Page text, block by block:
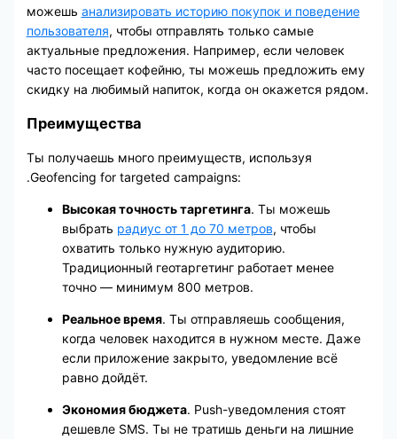
можешь анализировать историю покупок и поведение
пользователя, чтобы отправлять только самые
актуальные предложения. Например, если человек
часто посещает кофейню, ты можешь предложить ему
скидку на любимый напиток, когда он окажется рядом.
Преимущества
Ты получаешь много преимуществ, используя
.Geofencing for targeted campaigns:
Высокая точность таргетинга. Ты можешь
выбрать радиус от 1 до 70 метров, чтобы
охватить только нужную аудиторию.
Традиционный геотаргетинг работает менее
точно — минимум 800 метров.
Реальное время. Ты отправляешь сообщения,
когда человек находится в нужном месте. Даже
если приложение закрыто, уведомление всё
равно дойдёт.
Экономия бюджета. Push-уведомления стоят
дешевле SMS. Ты не тратишь деньги на лишние